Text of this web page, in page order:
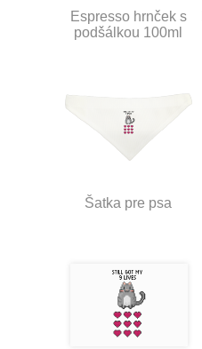
Espresso hrnček s
podšálkou 100ml
Šatka pre psa